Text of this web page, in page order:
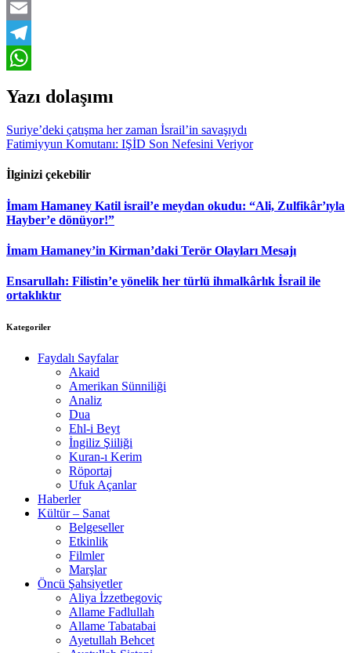
LinkedIn
Email
Telegram
Yazı dolaşımı
Suriye’deki çatışma her zaman İsrail’in savaşıydı
Fatimiyyun Komutanı: IŞİD Son Nefesini Veriyor
İlginizi çekebilir
İmam Hamaney Katil israil’e meydan okudu: “Ali, Zulfikâr’ıyla
Hayber’e dönüyor!”
İmam Hamaney’in Kirman’daki Terör Olayları Mesajı
Ensarullah: Filistin’e yönelik her türlü ihmalkârlık İsrail ile
ortaklıktır
Kategoriler
Faydalı Sayfalar
Akaid
Amerikan Sünniliği
Analiz
Dua
Ehl-i Beyt
İngiliz Şiiliği
Kuran-ı Kerim
Röportaj
Ufuk Açanlar
Haberler
Kültür – Sanat
Belgeseller
Etkinlik
Filmler
Marşlar
Öncü Şahsiyetler
Aliya İzzetbegoviç
Allame Fadlullah
Allame Tabatabai
Ayetullah Behcet